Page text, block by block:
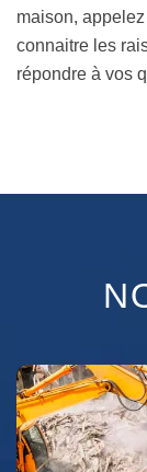
maison,
connaitre les
répondre à vos